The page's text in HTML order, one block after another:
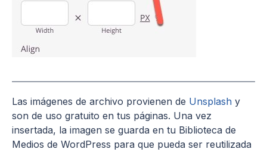
Las imágenes de archivo provienen de Unsplash y
son de uso gratuito en tus páginas. Una vez
insertada, la imagen se guarda en tu Biblioteca de
Medios de WordPress para que pueda ser reutilizada